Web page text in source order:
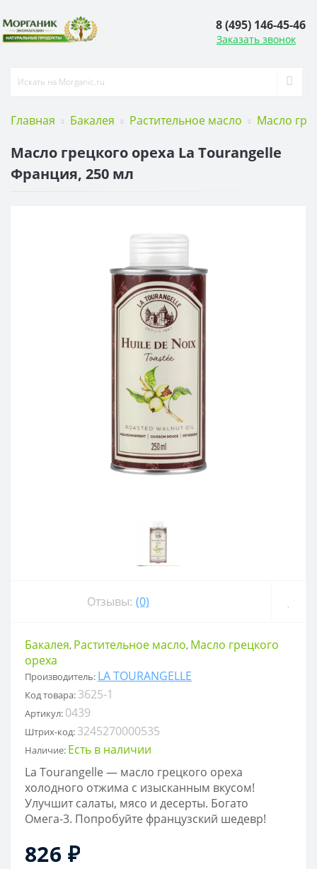
8 (495) 146-45-46
Заказать звонок
Главная Бакалея Растительное масло Масло
Масло грецкого ореха La Tourangelle
Франция, 250 мл
Отзывы: (0)
Бакалея, Растительное масло, Масло грецкого
ореха
Производитель: LA TOURANGELLE
Код товара: 3625-1
Артикул: 0439
Штрих-код: 3245270000535
Наличие: Есть в наличии
La Tourangelle — масло грецкого ореха
холодного отжима с изысканным вкусом!
Улучшит салаты, мясо и десерты. Богато
Омега-3. Попробуйте французский шедевр!
826 ₽